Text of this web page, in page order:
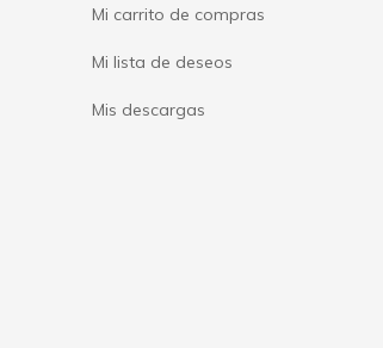
Mi carrito de compras
Mi lista de deseos
Mis descargas